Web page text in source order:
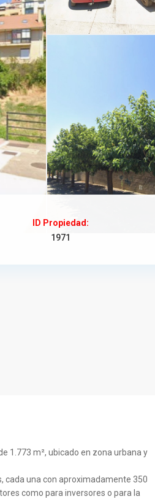
ID Propiedad:
1971
1.773 m², ubicado en zona urbana y
cada una con aproximadamente 350
como para inversores o para la